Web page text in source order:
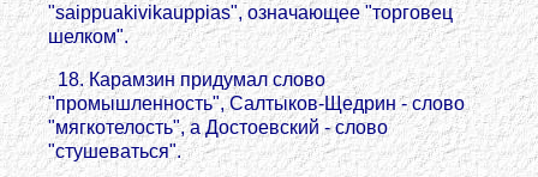
"saippuakivikauppias", означающее "торговец
шелком".
18. Карамзин придумал слово
"промышленность", Салтыков-Щедрин - слово
"мягкотелость", а Достоевский - слово
"стушеваться".